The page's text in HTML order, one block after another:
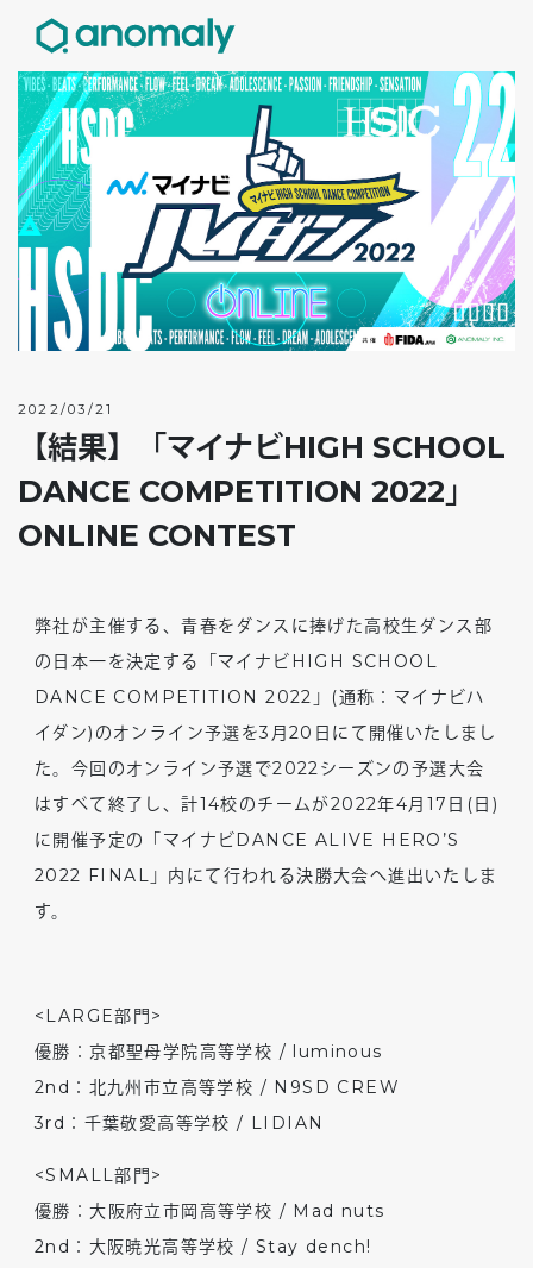
2022/03/21
【結果】「マイナビHIGH SCHOOL
DANCE COMPETITION 2022」
ONLINE CONTEST
弊社が主催する、青春をダンスに捧げた高校生ダンス部
の日本一を決定する「マイナビHIGH SCHOOL
DANCE COMPETITION 2022」(通称：マイナビハ
イダン)のオンライン予選を3月20日にて開催いたしまし
た。今回のオンライン予選で2022シーズンの予選大会
はすべて終了し、計14校のチームが2022年4月17日(日)
に開催予定の「マイナビDANCE ALIVE HERO’S
2022 FINAL」内にて行われる決勝大会へ進出いたしま
す。
<LARGE部門>
優勝：京都聖母学院高等学校 / luminous
2nd：北九州市立高等学校 / N9SD CREW
3rd：千葉敬愛高等学校 / LIDIAN
<SMALL部門>
優勝：大阪府立市岡高等学校 / Mad nuts
2nd：大阪暁光高等学校 / Stay dench!